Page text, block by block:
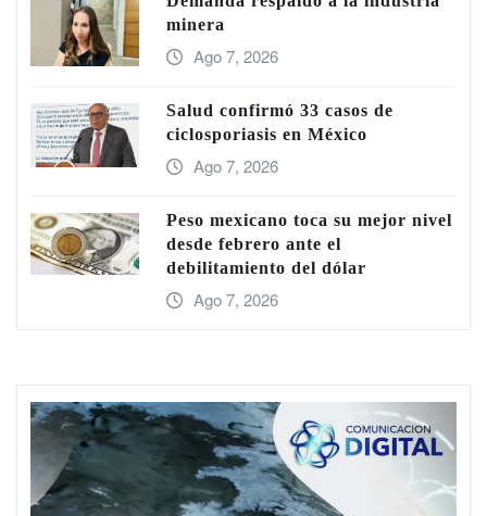
minera
Ago 7, 2026
Salud confirmó 33 casos de
ciclosporiasis en México
Ago 7, 2026
Peso mexicano toca su mejor nivel
desde febrero ante el
debilitamiento del dólar
Ago 7, 2026